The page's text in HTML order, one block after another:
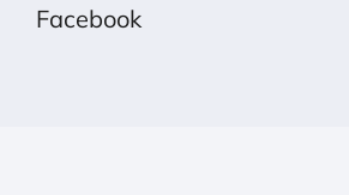
Facebook